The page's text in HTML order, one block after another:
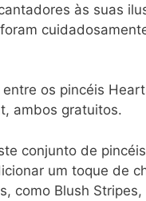
às suas
os pincéis
ambos gratuitos.
conjunto de
um toque de
Blush Stripes,